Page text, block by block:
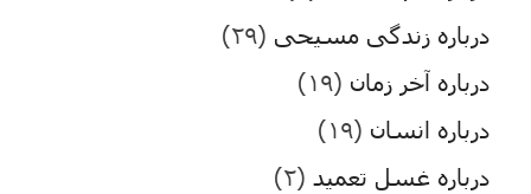
درباره زندگی مسیحی (۲۹)
درباره آخر زمان (۱۹)
درباره انسان (۱۹)
درباره غسل تعمید (۲)